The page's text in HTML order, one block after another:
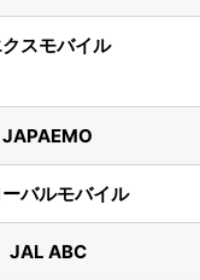
スモバイル
JAPAEMO
バルモバイル
JAL ABC